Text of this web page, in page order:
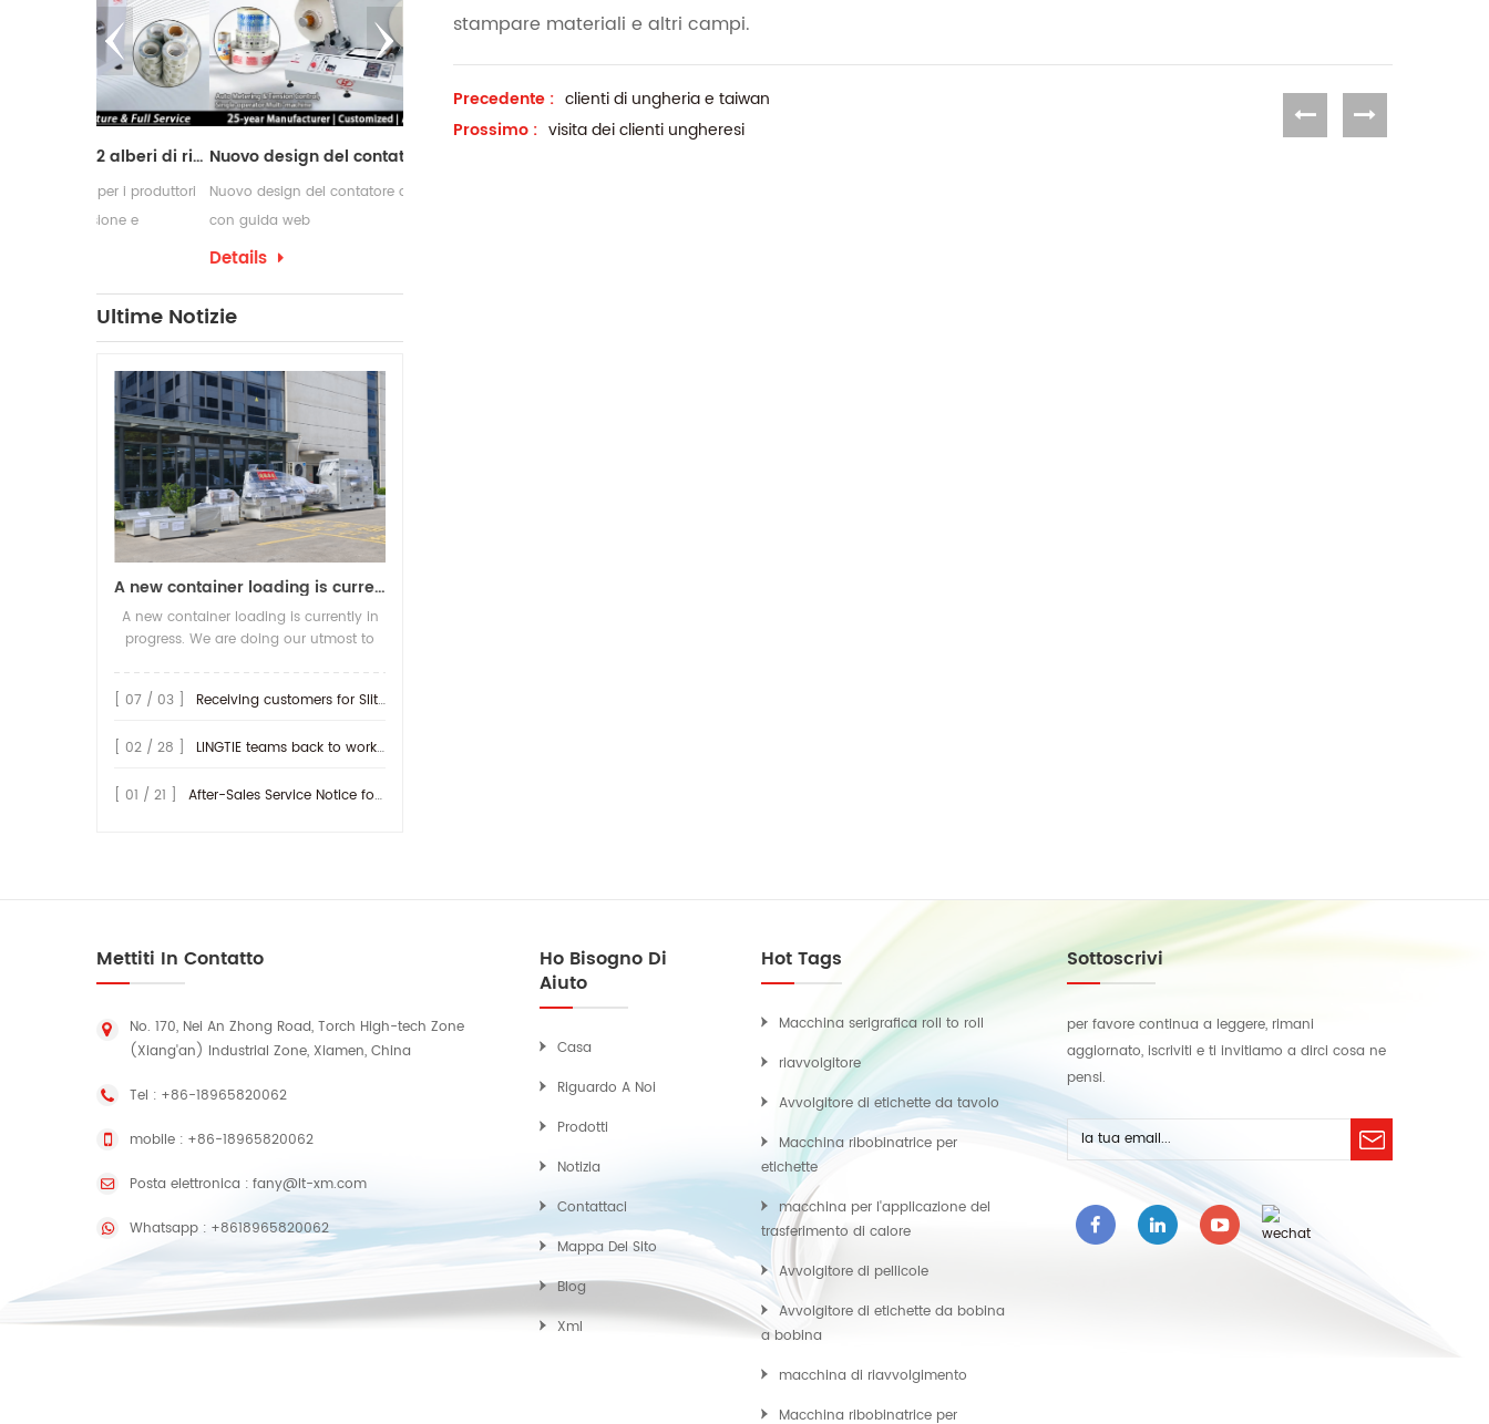
Nuovo design del contatore delle etichette con guida web
Nuovo design del contatore delle etichette
con guida web
Ultime Notizie
A new container loading is currently in progress.
A new container loading is currently in
progress. We are doing our utmost to
earliest possible time.
[ 07 / 03 ] Receiving customers for Slitting machine with differential Slip Shaft
[ 02 / 28 ] LINGTIE teams back to work at Feb.25th.
[ 01 / 21 ] After-Sales Service Notice for Turkey Region
stampare materiali e altri campi.
Precedente : clienti di ungheria e taiwan
Prossimo : visita dei clienti ungheresi
Mettiti In Contatto
No. 170, Nei An Zhong Road, Torch High-tech Zone
(Xiang'an) Industrial Zone, Xiamen, China
Tel : +86-18965820062
mobile : +86-18965820062
Posta elettronica : fany@lt-xm.com
Whatsapp : +8618965820062
Ho Bisogno Di
Aiuto
Casa
Riguardo A Noi
Prodotti
Notizia
Contattaci
Mappa Del Sito
Blog
Xml
Hot Tags
Macchina serigrafica roll to roll
riavvolgitore
Avvolgitore di etichette da tavolo
Macchina ribobinatrice per
etichette
macchina per l'applicazione del
trasferimento di calore
Avvolgitore di pellicole
Avvolgitore di etichette da bobina
a bobina
macchina di riavvolgimento
Macchina ribobinatrice per
Sottoscrivi
per favore continua a leggere, rimani
aggiornato, iscriviti e ti invitiamo a dirci cosa ne
pensi.